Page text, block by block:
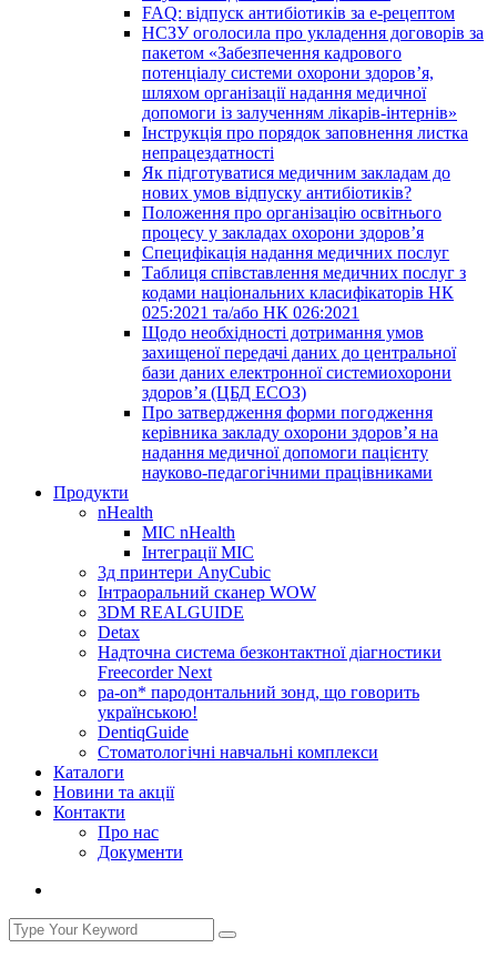
FAQ: відпуск антибіотиків за е-рецептом
НСЗУ оголосила про укладення договорів за
пакетом «Забезпечення кадрового
потенціалу системи охорони здоров’я,
шляхом організації надання медичної
допомоги із залученням лікарів-інтернів»
Інструкція про порядок заповнення листка
непрацездатності
Як підготуватися медичним закладам до
нових умов відпуску антибіотиків?
Положення про організацію освітнього
процесу у закладах охорони здоров’я
Специфікація надання медичних послуг
Таблиця співставлення медичних послуг з
кодами національних класифікаторів НК
025:2021 та/або НК 026:2021
Щодо необхідності дотримання умов
захищеної передачі даних до центральної
бази даних електронної системиохорони
здоров’я (ЦБД ЕСОЗ)
Про затвердження форми погодження
керівника закладу охорони здоров’я на
надання медичної допомоги пацієнту
науково-педагогічними працівниками
Продукти
nHealth
МІС nHealth
Інтеграції МІС
3д принтери AnyCubic
Інтраоральний сканер WOW
3DM REALGUIDE
Detax
Надточна система безконтактної діагностики
Freecorder Next
pa-on* пародонтальний зонд, що говорить
українською!
DentiqGuide
Стоматологічні навчальні комплекси
Каталоги
Новини та акції
Контакти
Про нас
Документи